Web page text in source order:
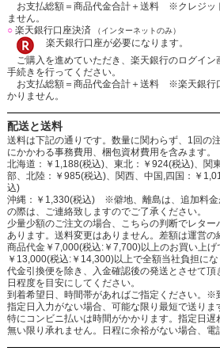
お支払総額＝商品代金合計＋送料 ※クレジッ
ません。
○楽天銀行口座決済 （インターネットのみ）
楽天銀行口座が必要になります。
ご購入を進めていただき、楽天銀行のログイン
手続きを行ってください。
お支払総額＝商品代金合計＋送料 ※楽天銀行
かりません。
配送と送料
送料は下記の通りです。数量に関わらず、1回の
にかかわる事務費用、梱包資材費用を含みます。
北海道：￥1,188(税込)、東北：￥924(税込)、関
部、北陸：￥985(税込)、関西、中国,四国：￥
込)
沖縄：￥1,330(税込) ※僻地、離島は、追加料金
の際は、ご連絡致しますのでご了承ください。
少量少額のご注文の場合、こちらの判断でレタ
あります。送料変更はありません。差額は運営の
商品代金￥7,000(税込:￥7,700)以上のお買い上げ
￥13,000(税込:￥14,300)以上で全額当社負担にな
代金引換便を除き、入金確認後の発送とさせて頂
日程度を目安にしてください。
到着希望日、時間帯があればご指定ください。※
指定日入力がない場合、可能な限り最短で送りま
特にコンビニ払いは時間がかかります。指定日
無い限り承れません。日程に余裕がない場合、電